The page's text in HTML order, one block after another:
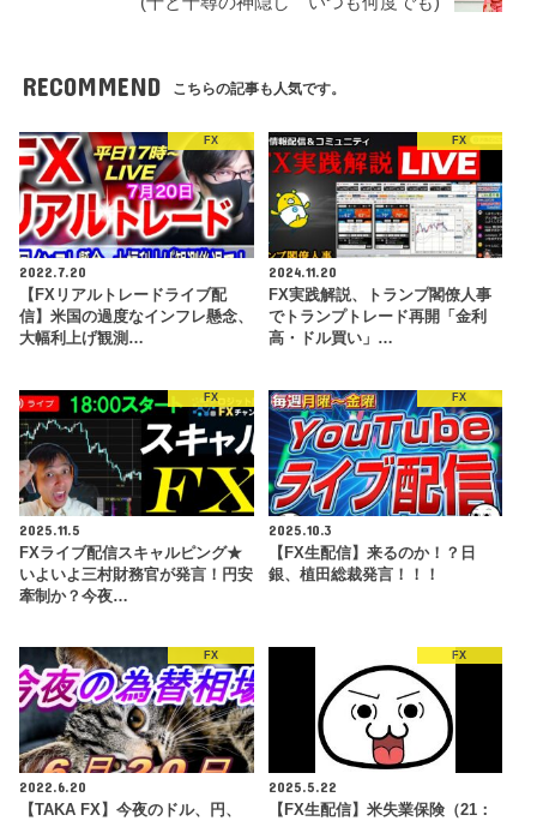
RECOMMEND こちらの記事も人気です。
FX
2022.7.20
【FXリアルトレードライブ配
信】米国の過度なインフレ懸念、
大幅利上げ観測…
FX
2024.11.20
FX実践解説、トランプ閣僚人事
でトランプトレード再開「金利
高・ドル買い」…
FX
2025.11.5
FXライブ配信スキャルピング★
いよいよ三村財務官が発言！円安
牽制か？今夜…
FX
2025.10.3
【FX生配信】来るのか！？日
銀、植田総裁発言！！！
FX
2022.6.20
【TAKA FX】今夜のドル、円、
FX
2025.5.22
【FX生配信】米失業保険（21：